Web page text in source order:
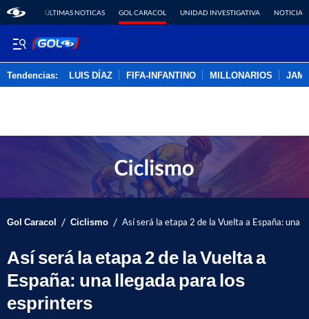
ÚLTIMAS NOTICAS GOL CARACOL UNIDAD INVESTIGATIVA NOTICIAS
Tendencias: LUIS DÍAZ FIFA-INFANTINO MILLONARIOS
Gol Caracol / Ciclismo / Así será la etapa 2 de la Vuelta a España: una
Así será la etapa 2 de la Vuelta a
España: una llegada para los
esprinters